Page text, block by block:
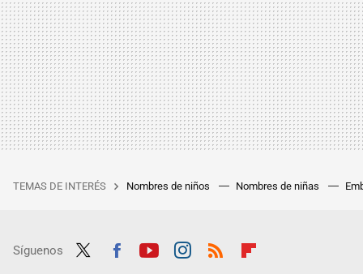
TEMAS DE INTERÉS Nombres de niños Nombres de niñas
Síguenos